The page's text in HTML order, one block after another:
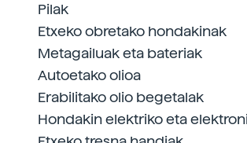
Pilak
Etxeko obretako hondakinak
Metagailuak eta bateriak
Autoetako olioa
Erabilitako olio begetalak
Hondakin elektriko eta